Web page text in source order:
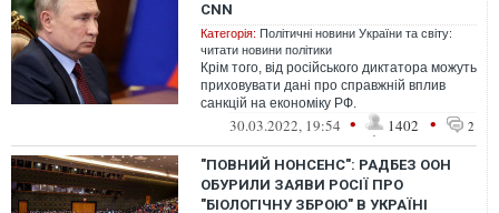
CNN
Категорія: Політичні новини України та світу:
читати новини політики
Крім того, від російського диктатора можуть
приховувати дані про справжній вплив
санкцій на економіку РФ.
30.03.2022, 19:54 • 1402 • 2
"ПОВНИЙ НОНСЕНС": РАДБЕЗ ООН
ОБУРИЛИ ЗАЯВИ РОСІЇ ПРО
"БІОЛОГІЧНУ ЗБРОЮ" В УКРАЇНІ